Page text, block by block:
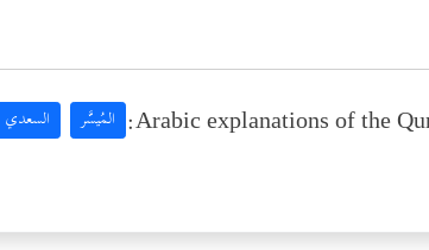
Arabic explanations of the المُيسَّر السعدي